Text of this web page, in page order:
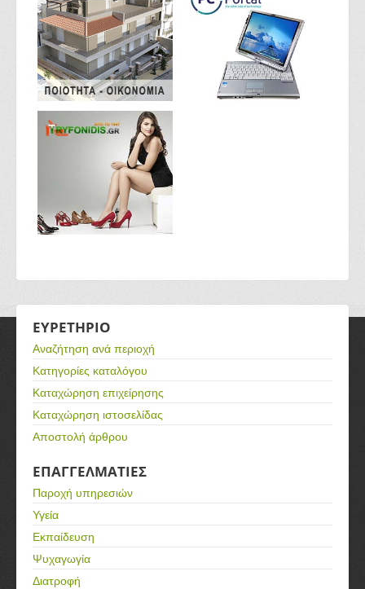
ΕΥΡΕΤΗΡΙΟ
Αναζήτηση ανά περιοχή
Κατηγορίες καταλόγου
Καταχώρηση επιχείρησης
Καταχώρηση ιστοσελίδας
Αποστολή άρθρου
ΕΠΑΓΓΕΛΜΑΤΙΕΣ
Παροχή υπηρεσιών
Υγεία
Εκπαίδευση
Ψυχαγωγία
Διατροφή